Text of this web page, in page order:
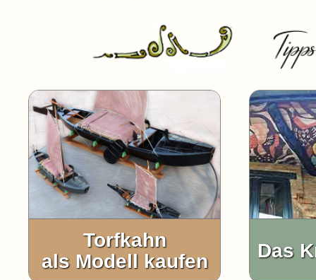
Torfkahn
als Modell kaufen
Das